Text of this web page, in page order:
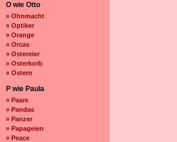
O wie Otto
» Ohnmacht
» Optiker
» Orange
» Orcas
» Ostereier
» Osterkorb
» Ostern
P wie Paula
» Paare
» Pandas
» Panzer
» Papageien
» Peace